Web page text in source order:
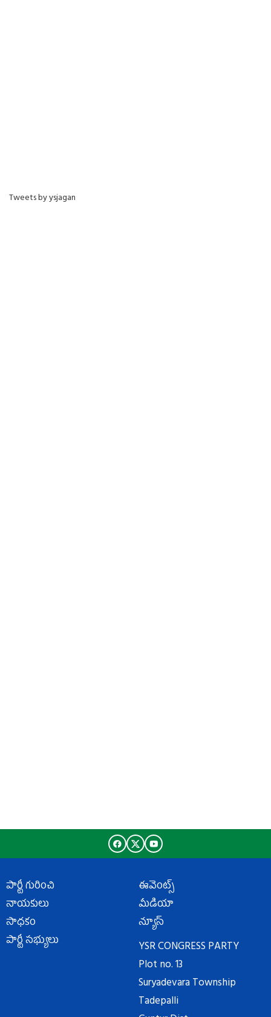
Tweets by ysjagan
పార్టీ గురించి
నాయకులు
సాధకం
పార్టీ సభ్యులు
ఈవెంట్స్
మీడియా
న్యూస్
YSR CONGRESS PARTY
Plot no. 13
Suryadevara Township
Tadepalli